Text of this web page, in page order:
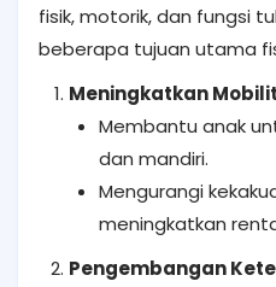
fisik, motorik, dan fungsi
beberapa tujuan utama
Meningkatkan
Membantu anak
dan mandiri.
Mengurangi
meningkatkan
Pengembangan